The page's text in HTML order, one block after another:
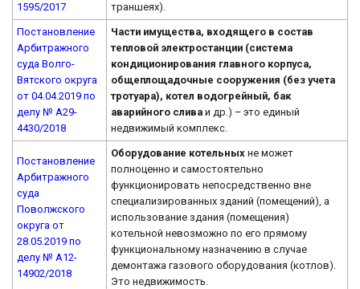
1595/2017
траншеях).
Постановление
Арбитражного
суда Волго-
Вятского округа
от 04.04.2019 по
делу № А29-
4430/2018
Части имущества, входящего в состав
тепловой электростанции (система
кондиционирования главного корпуса,
общеплощадочные сооружения (без учета
тротуара), котел водогрейный, бак
аварийного слива и др.) – это единый
недвижимый комплекс.
Постановление
Арбитражного
суда
Поволжского
округа от
28.05.2019 по
делу № А12-
14902/2018
Оборудование котельных не может
полноценно и самостоятельно
функционировать непосредственно вне
специализированных зданий (помещений), а
использование здания (помещения)
котельной невозможно по его прямому
функциональному назначению в случае
демонтажа газового оборудования (котлов).
Это недвижимость.